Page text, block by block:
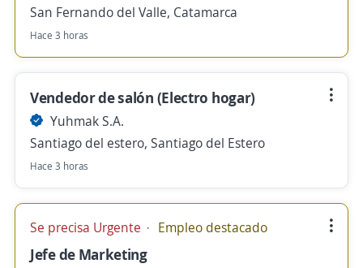
San Fernando del Valle, Catamarca
Hace 3 horas
Vendedor de salón (Electro hogar)
Yuhmak S.A.
Santiago del estero, Santiago del Estero
Hace 3 horas
Se precisa Urgente Empleo destacado
Jefe de Marketing